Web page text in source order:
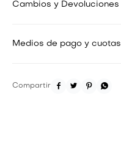
Cambios y Devoluciones
Medios de pago y cuotas
   